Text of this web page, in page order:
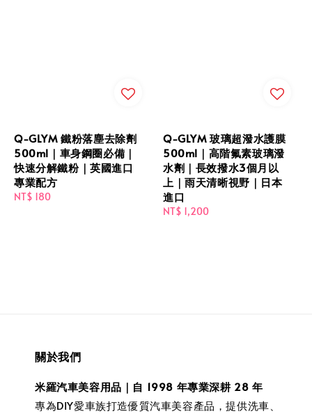
Q-GLYM 鐵粉落塵去除劑
500ml｜車身鋼圈必備｜
快速分解鐵粉｜英國進口
專業配方
Regular
NT$ 180
Q-GLYM 玻璃超潑水護膜
500ml｜高階氟素玻璃潑
水劑｜長效撥水3個月以
上｜雨天清晰視野｜日本
進口
Regular
NT$ 1,200
關於我們
米羅汽車美容用品｜自 1998 年專業深耕 28 年
專為DIY愛車族打造優質汽車美容產品，提供洗車、